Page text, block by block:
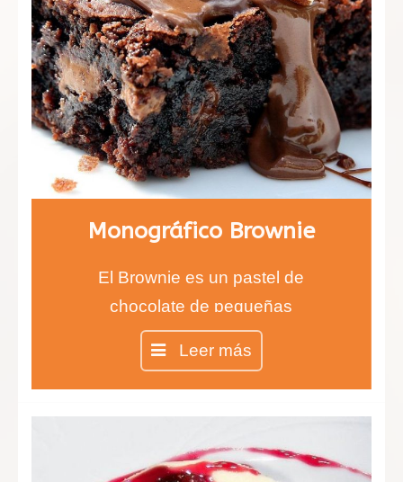
Monográfico Brownie
El Brownie es un pastel de
chocolate de pequeñas
dimensiones, como un bizcocho
bastante denso.
Leer más